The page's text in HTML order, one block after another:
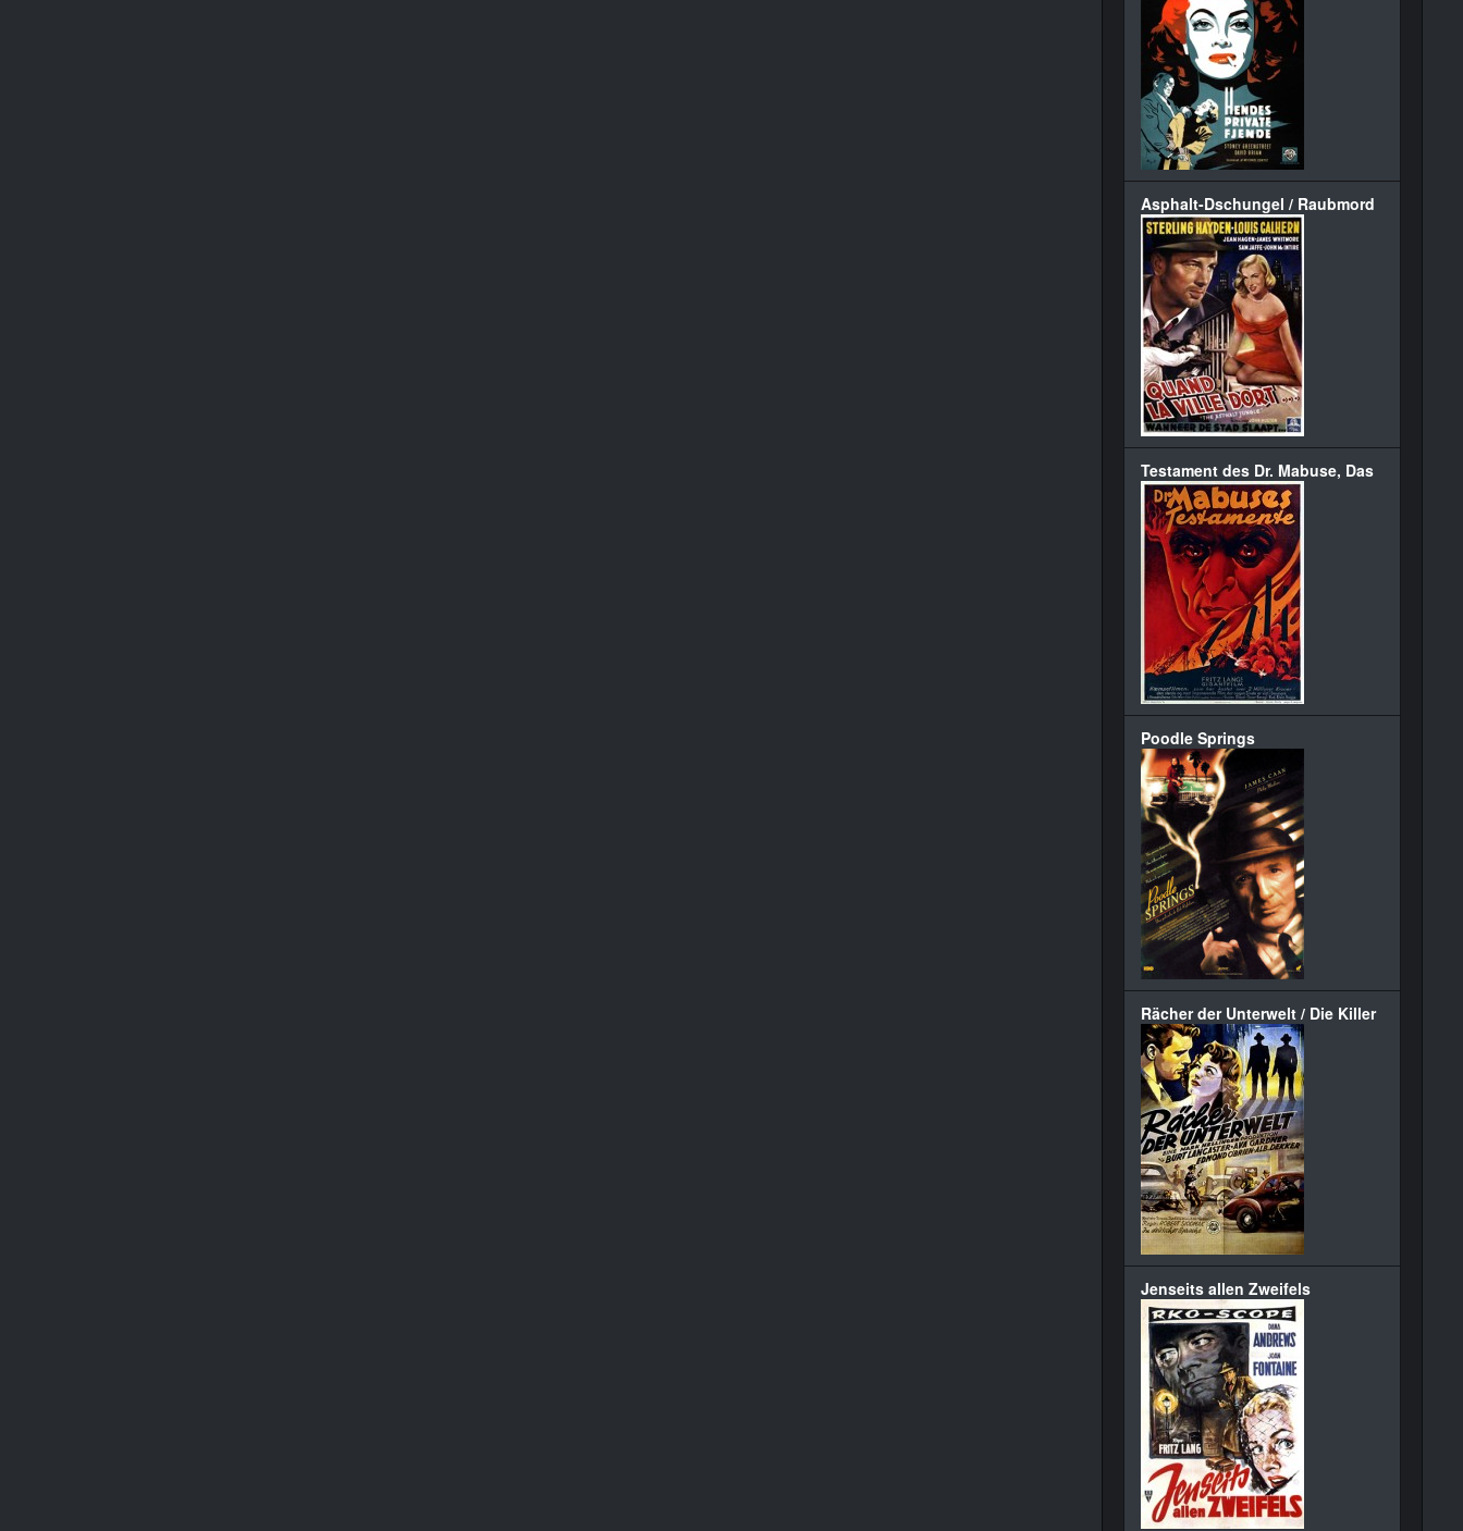
Asphalt-Dschungel / Raubmord
Testament des Dr. Mabuse, Das
Poodle Springs
Rächer der Unterwelt / Die Killer
Jenseits allen Zweifels